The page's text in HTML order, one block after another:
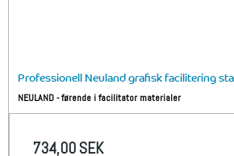
Professionell Neuland grafisk facilitering
NEULAND - førende i facilitator materialer
734,00 SEK